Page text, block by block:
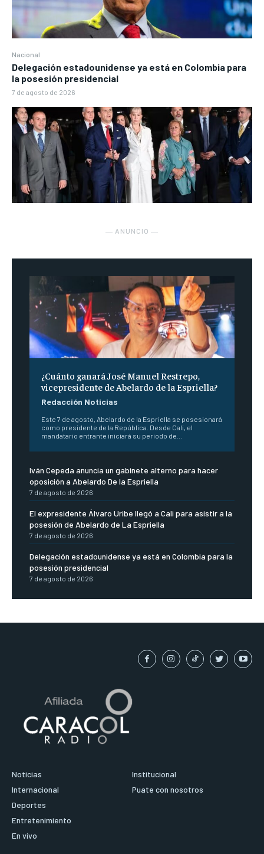
Nacional
Delegación estadounidense ya está en Colombia para
la posesión presidencial
7 de agosto de 2026
― ANUNCIO ―
¿Cuánto ganará José Manuel Restrepo,
vicepresidente de Abelardo de la Espriella?
Redacción Noticias
Este 7 de agosto, Abelardo de la Espriella se posesionará
como presidente de la República. Desde Cali, el
mandatario entrante iniciará su periodo de...
Iván Cepeda anuncia un gabinete alterno para hacer
oposición a Abelardo De la Espriella
7 de agosto de 2026
El expresidente Álvaro Uribe llegó a Cali para asistir a la
posesión de Abelardo de La Espriella
7 de agosto de 2026
Delegación estadounidense ya está en Colombia para la
posesión presidencial
7 de agosto de 2026
Noticias
Internacional
Deportes
Entretenimiento
En vivo
Institucional
Puate con nosotros